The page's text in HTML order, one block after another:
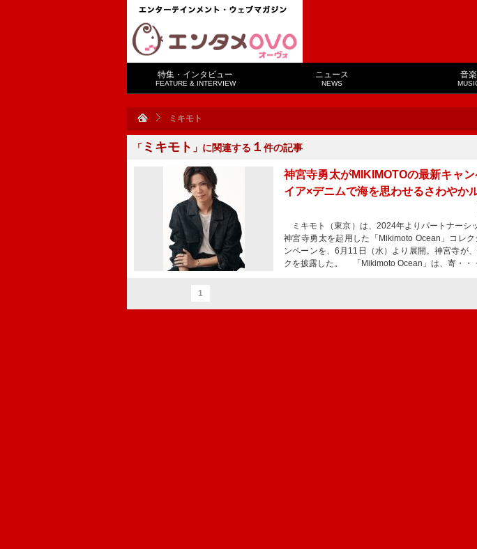
特集・インタビュー
FEATURE & INTERVIEW
ニュース
NEWS
音楽
ミキモト
「 ミキモト 」に関連する １ 件の記事
神宮寺勇太がMIKIMOTOの最新キャ
イア×デニムで海を思わせるさわやか
ミキモト（東京）は、2024年よりパートナーシ
神宮寺勇太を起用した「Mikimoto Ocean」コレ
ンペーンを、6月11日（水）より展開。神宮寺が
クを披露した。 「Mikimoto Ocean」は、寄・・・
1